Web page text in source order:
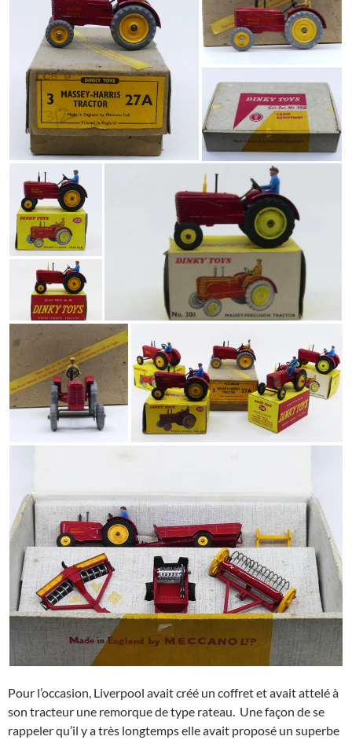
Pour l’occasion, Liverpool avait créé un coffret et avait attelé à
son tracteur une remorque de type rateau. Une façon de se
rappeler qu’il y a très longtemps elle avait proposé un superbe